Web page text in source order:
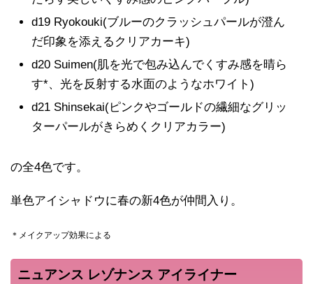
d19 Ryokouki(ブルーのクラッシュパールが澄ん
だ印象を添えるクリアカーキ)
d20 Suimen(肌を光で包み込んでくすみ感を晴ら
す*、光を反射する水面のようなホワイト)
d21 Shinsekai(ピンクやゴールドの繊細なグリッ
ターパールがきらめくクリアカラー)
の全4色です。
単色アイシャドウに春の新4色が仲間入り。
＊メイクアップ効果による
ニュアンス レゾナンス アイライナー